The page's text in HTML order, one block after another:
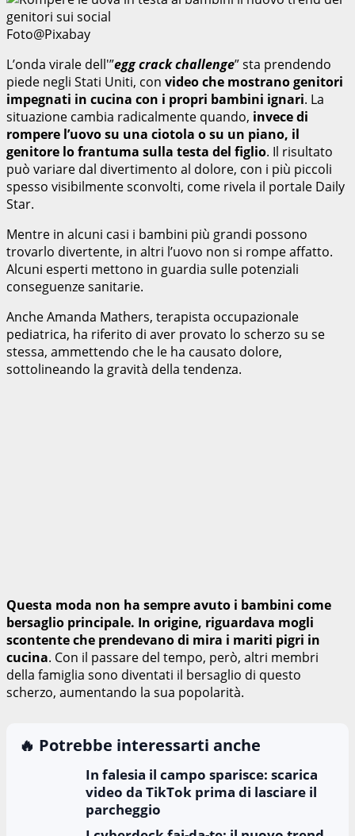
Foto@Pixabay
L’onda virale dell'”egg crack challenge” sta prendendo
piede negli Stati Uniti, con video che mostrano genitori
impegnati in cucina con i propri bambini ignari. La
situazione cambia radicalmente quando, invece di
rompere l’uovo su una ciotola o su un piano, il
genitore lo frantuma sulla testa del figlio. Il risultato
può variare dal divertimento al dolore, con i più piccoli
spesso visibilmente sconvolti, come rivela il portale Daily
Star.
Mentre in alcuni casi i bambini più grandi possono
trovarlo divertente, in altri l’uovo non si rompe affatto.
Alcuni esperti mettono in guardia sulle potenziali
conseguenze sanitarie.
Anche Amanda Mathers, terapista occupazionale
pediatrica, ha riferito di aver provato lo scherzo su se
stessa, ammettendo che le ha causato dolore,
sottolineando la gravità della tendenza.
Questa moda non ha sempre avuto i bambini come
bersaglio principale. In origine, riguardava mogli
scontente che prendevano di mira i mariti pigri in
cucina. Con il passare del tempo, però, altri membri
della famiglia sono diventati il bersaglio di questo
scherzo, aumentando la sua popolarità.
🔥 Potrebbe interessarti anche
In falesia il campo sparisce: scarica
video da TikTok prima di lasciare il
parcheggio